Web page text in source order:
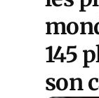
145
son